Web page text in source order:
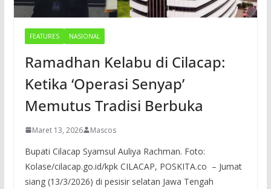
FEATURES NASIONAL
Ramadhan Kelabu di Cilacap:
Ketika ‘Operasi Senyap’
Memutus Tradisi Berbuka
Maret 13, 2026 Mascos
Bupati Cilacap Syamsul Auliya Rachman. Foto:
Kolase/cilacap.go.id/kpk CILACAP, POSKITA.co – Jumat
siang (13/3/2026) di pesisir selatan Jawa Tengah